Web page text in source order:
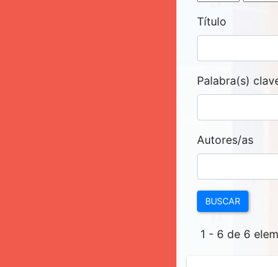
Título
Palabra(s)
Autores/as
BUSCAR
1 - 6 de 6